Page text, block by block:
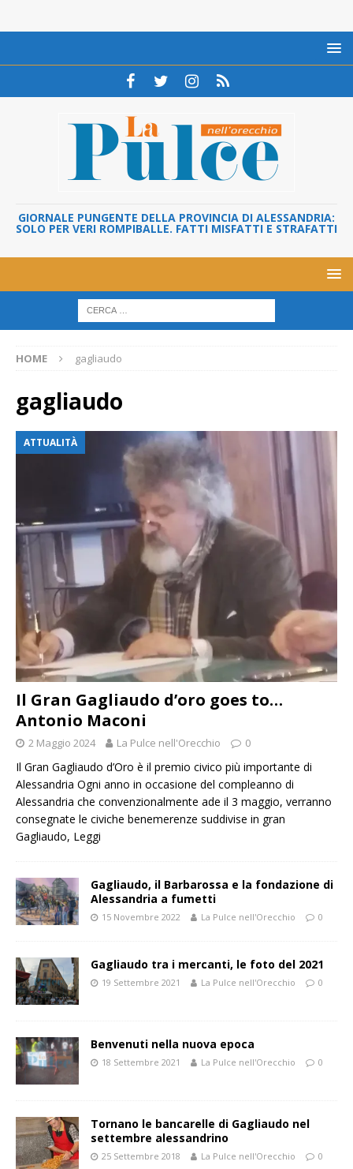
GIORNALE PUNGENTE DELLA PROVINCIA DI ALESSANDRIA:
SOLO PER VERI ROMPIBALLE. FATTI MISFATTI E STRAFATTI
HOME gagliaudo
gagliaudo
ATTUALITÀ
Il Gran Gagliaudo d’oro goes to…
Antonio Maconi
2 Maggio 2024 La Pulce nell'Orecchio 0
Il Gran Gagliaudo d’Oro è il premio civico più importante di
Alessandria Ogni anno in occasione del compleanno di
Alessandria che convenzionalmente ade il 3 maggio, verranno
consegnate le civiche benemerenze suddivise in gran
Gagliaudo, Leggi
Gagliaudo, il Barbarossa e la fondazione di
Alessandria a fumetti
15 Novembre 2022 La Pulce nell'Orecchio 0
Gagliaudo tra i mercanti, le foto del 2021
19 Settembre 2021 La Pulce nell'Orecchio 0
Benvenuti nella nuova epoca
18 Settembre 2021 La Pulce nell'Orecchio 0
Tornano le bancarelle di Gagliaudo nel
settembre alessandrino
25 Settembre 2018 La Pulce nell'Orecchio 0